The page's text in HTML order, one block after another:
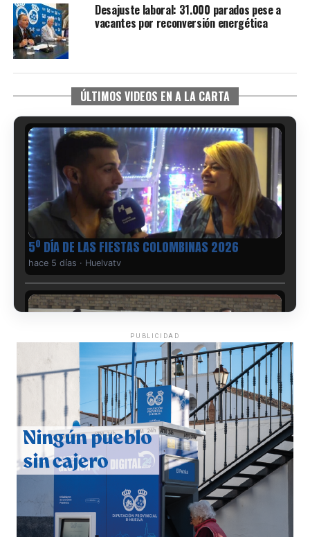
Desajuste laboral: 31.000 parados pese a
vacantes por reconversión energética
ÚLTIMOS VIDEOS EN A LA CARTA
5º DÍA DE LAS FIESTAS COLOMBINAS 2026
hace 5 días · Huelvatv
CUARTA CORRIDA DE LAS FIESTAS COLOMBINAS
2026
hace 6 días·Huelvatv
PUBLICIDAD